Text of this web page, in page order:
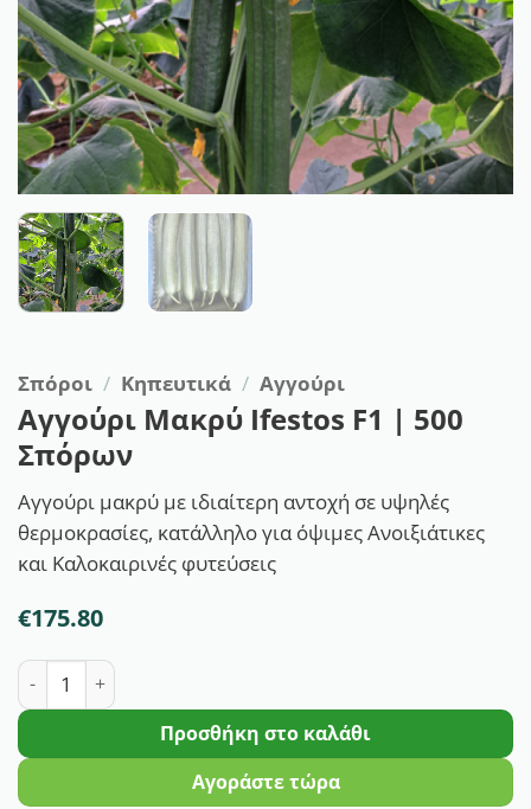
Σπόροι / Κηπευτικά / Αγγούρι
Αγγούρι Μακρύ Ifestos F1 | 500
Σπόρων
Αγγούρι μακρύ με ιδιαίτερη αντοχή σε υψηλές
θερμοκρασίες, κατάλληλο για όψιμες Ανοιξιάτικες
και Καλοκαιρινές φυτεύσεις
€175.80
Αγγούρι Μακρύ Ifestos F1 | 500 Σπόρων ποσότητα
Προσθήκη στο καλάθι
Αγοράστε τώρα